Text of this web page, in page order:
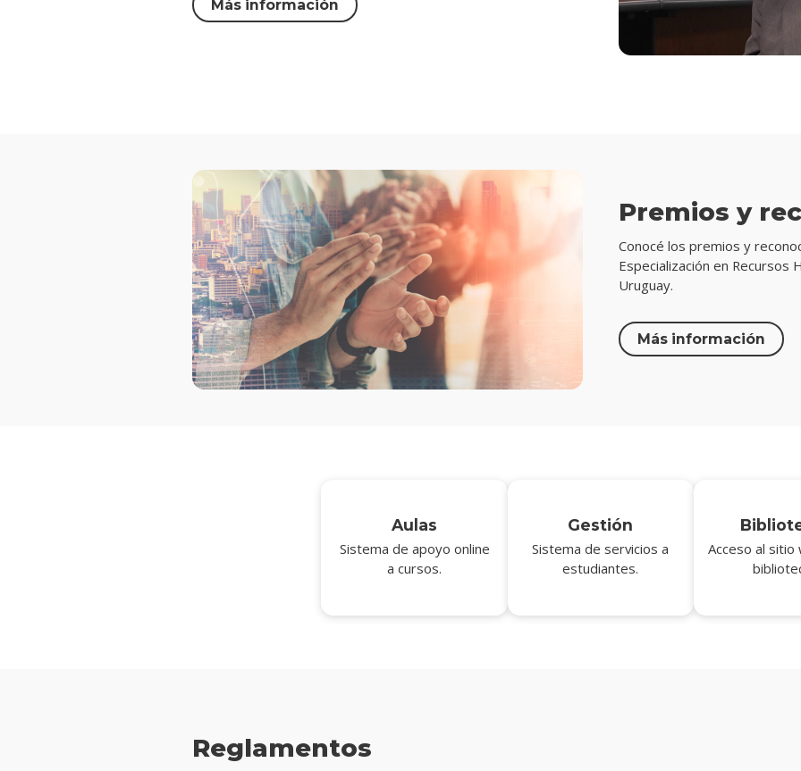
Más información
Premios y
Conocé los premios y
Especialización en Recursos
Uruguay.
Más información
Aulas
Sistema de apoyo online
a cursos.
Gestión
Sistema de servicios a
estudiantes.
Acceso al sitio
Reglamentos